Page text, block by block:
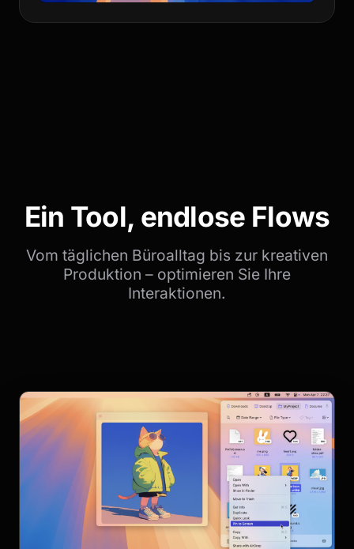
Ein Tool, endlose Flows
Vom täglichen Büroalltag bis zur kreativen
Produktion – optimieren Sie Ihre
Interaktionen.